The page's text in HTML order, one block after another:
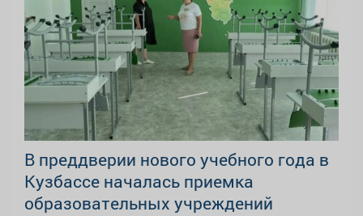
В преддверии нового учебного года в
Кузбассе началась приемка
образовательных учреждений